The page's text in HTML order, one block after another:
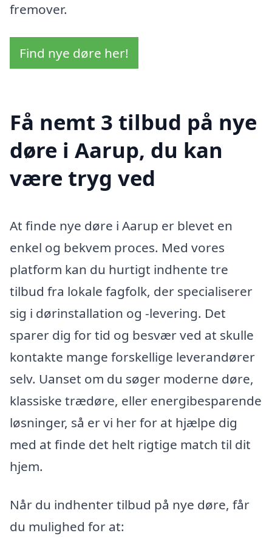
fremover.
Find nye døre her!
Få nemt 3 tilbud på nye
døre i Aarup, du kan
være tryg ved
At finde nye døre i Aarup er blevet en
enkel og bekvem proces. Med vores
platform kan du hurtigt indhente tre
tilbud fra lokale fagfolk, der specialiserer
sig i dørinstallation og -levering. Det
sparer dig for tid og besvær ved at skulle
kontakte mange forskellige leverandører
selv. Uanset om du søger moderne døre,
klassiske trædøre, eller energibesparende
løsninger, så er vi her for at hjælpe dig
med at finde det helt rigtige match til dit
hjem.
Når du indhenter tilbud på nye døre, får
du mulighed for at: